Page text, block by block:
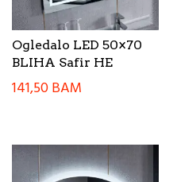
Ogledalo LED 50×70
BLIHA Safir HE
141,50BAM